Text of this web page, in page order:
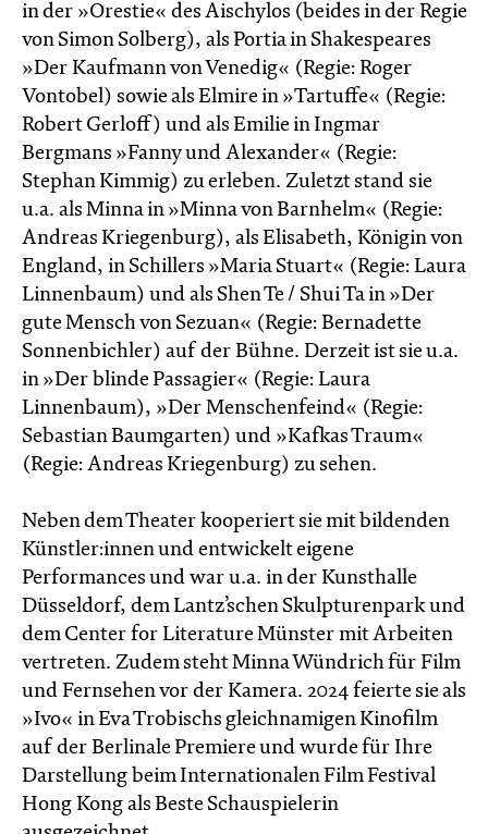
in der »Orestie« des Aischylos (beides in der Regie
von Simon Solberg), als Portia in Shakespeares
»Der Kaufmann von Venedig« (Regie: Roger
Vontobel) sowie als Elmire in »Tartuffe« (Regie:
Robert Gerloff) und als Emilie in Ingmar
Bergmans »Fanny und Alexander« (Regie:
Stephan Kimmig) zu erleben. Zuletzt stand sie
u.a. als Minna in »Minna von Barnhelm« (Regie:
Andreas Kriegenburg), als Elisabeth, Königin von
England, in Schillers »Maria Stuart« (Regie: Laura
Linnenbaum) und als Shen Te / Shui Ta in »Der
gute Mensch von Sezuan« (Regie: Bernadette
Sonnenbichler) auf der Bühne. Derzeit ist sie u.a.
in »Der blinde Passagier« (Regie: Laura
Linnenbaum), »Der Menschen­feind« (Regie:
Sebastian Baumgarten) und »Kafkas Traum«
(Regie: Andreas Kriegenburg) zu sehen.
Neben dem Theater kooperiert sie mit bildenden
Künstler:innen und entwickelt eigene
Performances und war u.a. in der Kunsthalle
Düsseldorf, dem Lantz’schen Skulpturenpark und
dem Center for Literature Münster mit Arbeiten
vertreten. Zudem steht Minna Wündrich für Film
und Fernsehen vor der Kamera. 2024 feierte sie als
»Ivo« in Eva Trobischs gleichnamigen Kinofilm
auf der Berlinale Premiere und wurde für Ihre
Darstellung beim Internationalen Film Festival
Hong Kong als Beste Schauspielerin